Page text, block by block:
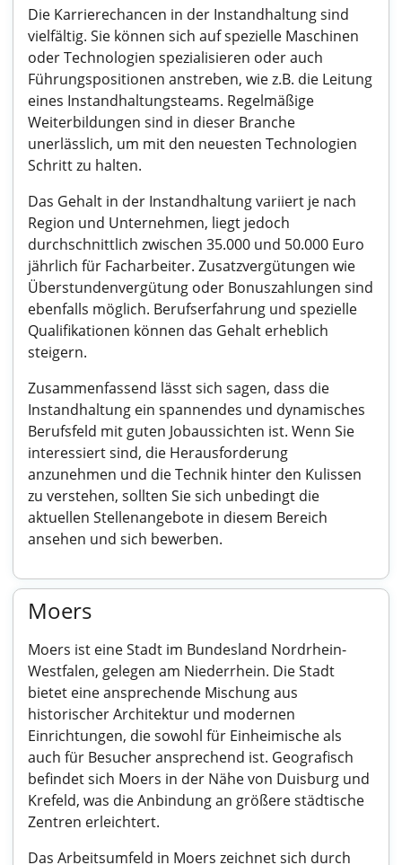
Die Karrierechancen in der Instandhaltung sind
vielfältig. Sie können sich auf spezielle Maschinen
oder Technologien spezialisieren oder auch
Führungspositionen anstreben, wie z.B. die Leitung
eines Instandhaltungsteams. Regelmäßige
Weiterbildungen sind in dieser Branche
unerlässlich, um mit den neuesten Technologien
Schritt zu halten.
Das Gehalt in der Instandhaltung variiert je nach
Region und Unternehmen, liegt jedoch
durchschnittlich zwischen 35.000 und 50.000 Euro
jährlich für Facharbeiter. Zusatzvergütungen wie
Überstundenvergütung oder Bonuszahlungen sind
ebenfalls möglich. Berufserfahrung und spezielle
Qualifikationen können das Gehalt erheblich
steigern.
Zusammenfassend lässt sich sagen, dass die
Instandhaltung ein spannendes und dynamisches
Berufsfeld mit guten Jobaussichten ist. Wenn Sie
interessiert sind, die Herausforderung
anzunehmen und die Technik hinter den Kulissen
zu verstehen, sollten Sie sich unbedingt die
aktuellen Stellenangebote in diesem Bereich
ansehen und sich bewerben.
Moers
Moers ist eine Stadt im Bundesland Nordrhein-
Westfalen, gelegen am Niederrhein. Die Stadt
bietet eine ansprechende Mischung aus
historischer Architektur und modernen
Einrichtungen, die sowohl für Einheimische als
auch für Besucher ansprechend ist. Geografisch
befindet sich Moers in der Nähe von Duisburg und
Krefeld, was die Anbindung an größere städtische
Zentren erleichtert.
Das Arbeitsumfeld in Moers zeichnet sich durch